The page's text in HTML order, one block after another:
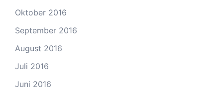
Oktober 2016
September 2016
August 2016
Juli 2016
Juni 2016